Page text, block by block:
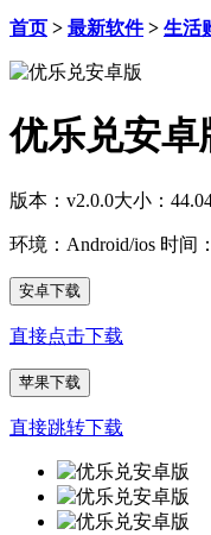
首页 > 最新软件> 生活
优乐兑安卓
版本：v2.0.0大小：
环境：Android/ios 时间
安卓下载
直接点击下载
苹果下载
直接跳转下载